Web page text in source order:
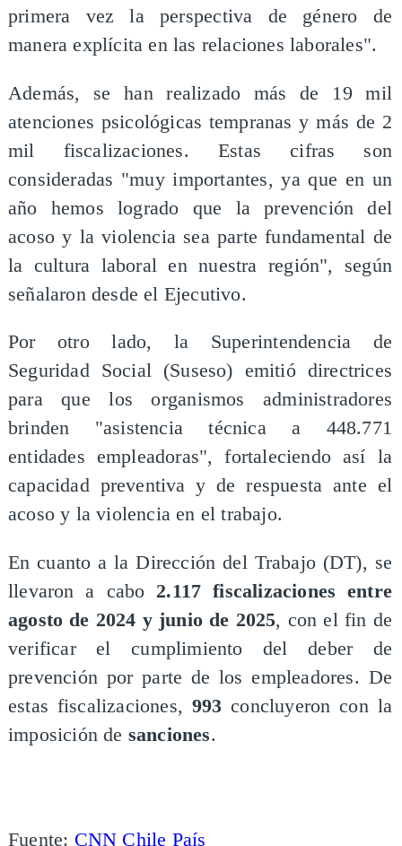
primera vez la perspectiva de género de
manera explícita en las relaciones laborales".
Además, se han realizado más de 19 mil
atenciones psicológicas tempranas y más de 2
mil fiscalizaciones. Estas cifras son
consideradas "muy importantes, ya que en un
año hemos logrado que la prevención del
acoso y la violencia sea parte fundamental de
la cultura laboral en nuestra región", según
señalaron desde el Ejecutivo.
Por otro lado, la Superintendencia de
Seguridad Social (Suseso) emitió directrices
para que los organismos administradores
brinden "asistencia técnica a 448.771
entidades empleadoras", fortaleciendo así la
capacidad preventiva y de respuesta ante el
acoso y la violencia en el trabajo.
En cuanto a la Dirección del Trabajo (DT), se
llevaron a cabo 2.117 fiscalizaciones entre
agosto de 2024 y junio de 2025, con el fin de
verificar el cumplimiento del deber de
prevención por parte de los empleadores. De
estas fiscalizaciones, 993 concluyeron con la
imposición de sanciones.
Fuente: CNN Chile País